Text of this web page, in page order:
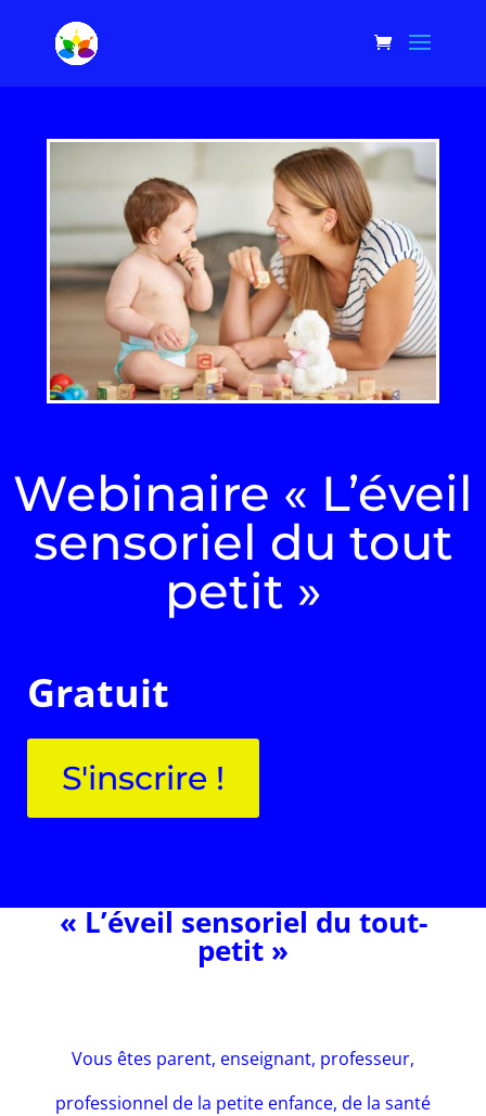
Webinaire « L’éveil
sensoriel du tout
petit »
Gratuit
S'inscrire !
« L’éveil sensoriel du tout-
petit »
Vous êtes parent, enseignant, professeur,
professionnel de la petite enfance, de la santé